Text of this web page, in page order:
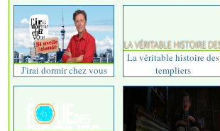
J'irai dormir chez vous
La véritable histoire des
templiers